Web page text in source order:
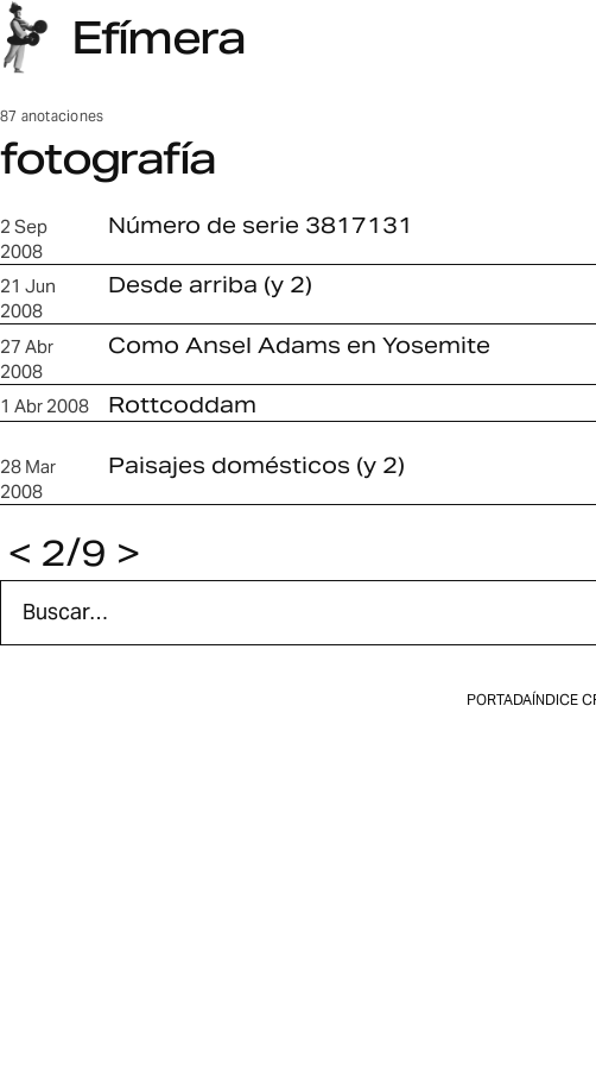
Efímera
87 anotaciones
fotografía
fotografía
2 Sep
2008
Número de serie 3817131
21 Jun
2008
Desde arriba (y 2)
27 Abr
2008
Como Ansel Adams en Yosemite
1 Abr 2008 Rottcoddam
28 Mar
2008
Paisajes domésticos (y 2)
< 2/9 >
PORTADAÍNDICE